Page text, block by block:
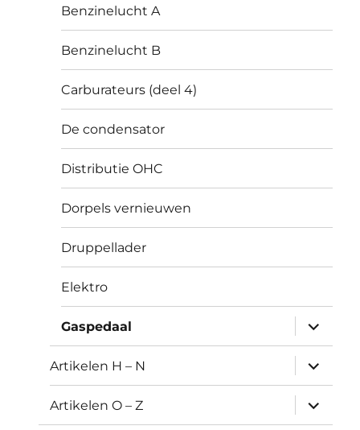
Benzinelucht A
Benzinelucht B
Carburateurs (deel 4)
De condensator
Distributie OHC
Dorpels vernieuwen
Druppellader
Elektro
Gaspedaal
Artikelen H – N
Artikelen O – Z